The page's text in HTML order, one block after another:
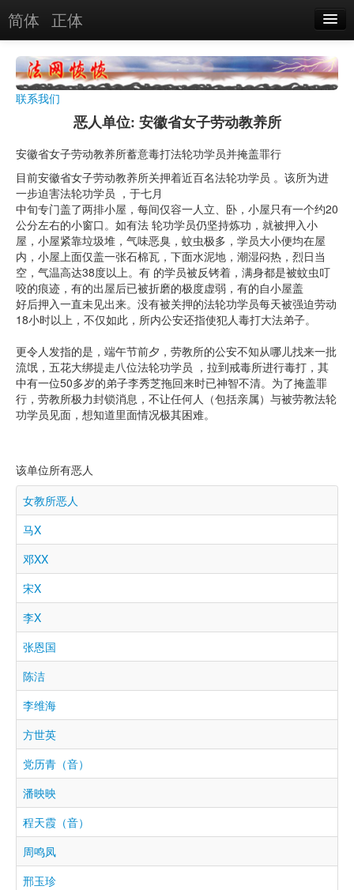
简体 正体
恶报实例
恶人单位
单位图片
搜索
关于
联系我们
恶人单位: 安徽省女子劳动教养所
安徽省女子劳动教养所蓄意毒打法轮功学员并掩盖罪行
目前安徽省女子劳动教养所关押着近百名法轮功学员 。该所为进
一步迫害法轮功学员 ，于七月
中旬专门盖了两排小屋，每间仅容一人立、卧，小屋只有一个约20
公分左右的小窗口。如有法 轮功学员仍坚持炼功，就被押入小
屋，小屋紧靠垃圾堆，气味恶臭，蚊虫极多，学员大小便均在屋
内，小屋上面仅盖一张石棉瓦，下面水泥地，潮湿闷热，烈日当
空，气温高达38度以上。有 的学员被反铐着，满身都是被蚊虫叮
咬的痕迹，有的出屋后已被折磨的极度虚弱，有的自小屋盖
好后押入一直未见出来。没有被关押的法轮功学员每天被强迫劳动
18小时以上，不仅如此，所内公安还指使犯人毒打大法弟子。
更令人发指的是，端午节前夕，劳教所的公安不知从哪儿找来一批
流氓，五花大绑提走八位法轮功学员 ，拉到戒毒所进行毒打，其
中有一位50多岁的弟子李秀芝拖回来时已神智不清。为了掩盖罪
行，劳教所极力封锁消息，不让任何人（包括亲属）与被劳教法轮
功学员见面，想知道里面情况极其困难。
该单位所有恶人
女教所恶人
马X
邓XX
宋X
李X
张恩国
陈洁
李维海
方世英
党历青（音）
潘映映
程天霞（音）
周鸣凤
邢玉珍